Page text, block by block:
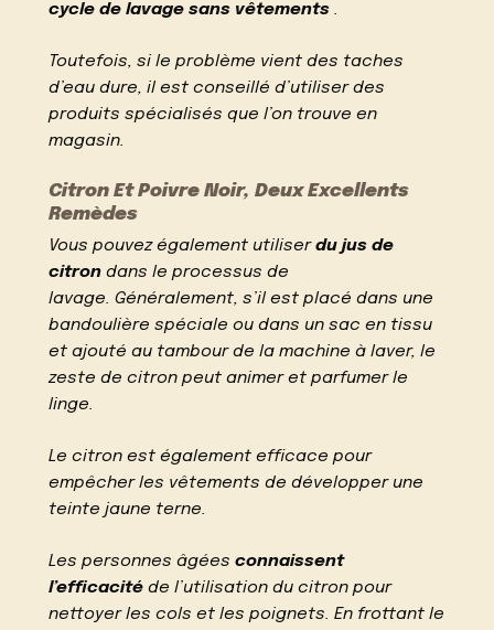
cycle de lavage sans vêtements .
Toutefois, si le problème vient des taches
d’eau dure, il est conseillé d’utiliser des
produits spécialisés que l’on trouve en
magasin.
Citron Et Poivre Noir, Deux Excellents
Remèdes
Vous pouvez également utiliserdu jus de
citron dans le processus de
lavage. Généralement, s’il est placé dans une
bandoulière spéciale ou dans un sac en tissu
et ajouté au tambour de la machine à laver, le
zeste de citron peut animer et parfumer le
linge.
Le citron est également efficace pour
empêcher les vêtements de développer une
teinte jaune terne.
Les personnes âgéesconnaissent
l’efficacité de l’utilisation du citron pour
nettoyer les cols et les poignets. En frottant le